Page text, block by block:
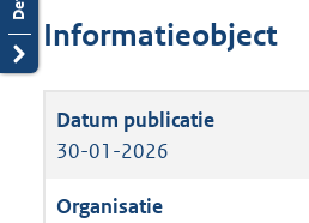
Informatieobject
30-01-2026